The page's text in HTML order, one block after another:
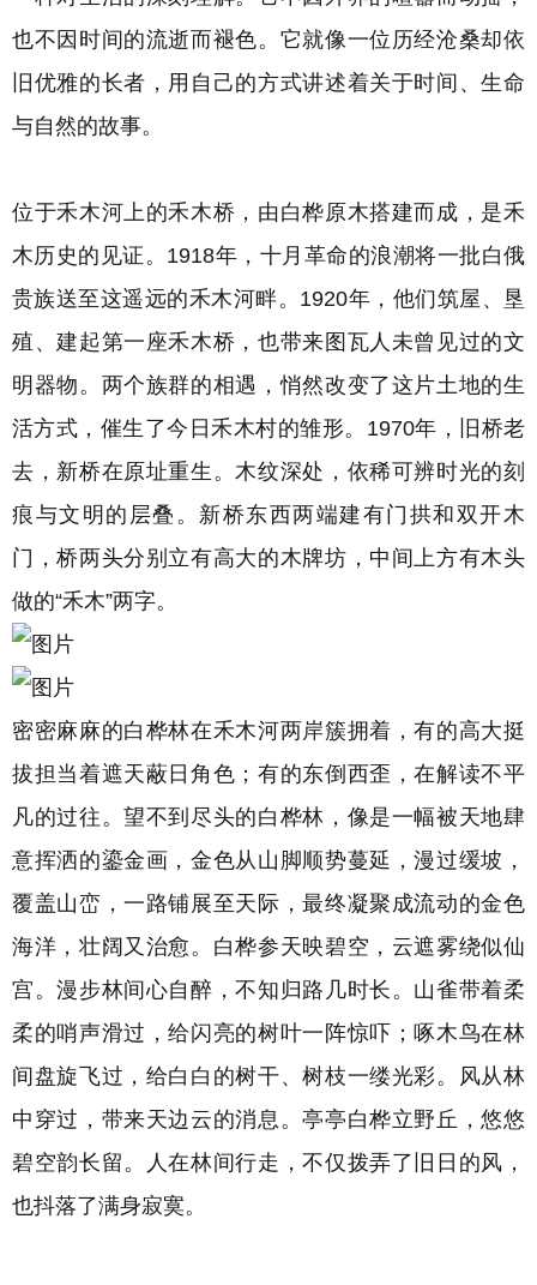
也不因时间的流逝而褪色。它就像一位历经沧桑却依
旧优雅的长者，用自己的方式讲述着关于时间、生命
与自然的故事。
位于禾木河上的禾木桥 ，由白桦原木搭建而成， 是禾
木历史的见证。 1918年，十月革命的浪潮将一批白俄
贵族送至这遥远的禾木河畔。 1920年，他们筑屋、垦
殖、建起第一座禾木桥，也带来图瓦人未曾见过的文
明器物。两个族群的相遇，悄然改变了这片土地的生
活方式，催生了今日禾木村的雏形。1970年，旧桥老
去，新桥在原址重生。木纹深处，依稀可辨时光的刻
痕与文明的层叠。 新桥东西两端建有门拱和双开木
门，桥两头分别立有高大的木牌坊，中间上方有木头
做的“禾木”两字。
密密麻麻的白桦林在禾木河两岸簇拥着，有的高大挺
拔担当着遮天蔽日角色；有的东倒西歪，在解读不平
凡的过往。望不到尽头的白桦林，像是一幅被天地肆
意挥洒的鎏金画，金色从山脚顺势蔓延，漫过缓坡，
覆盖山峦，一路铺展至天际，最终凝聚成流动的金色
海洋，壮阔又治愈。 白桦参天映碧空，云遮雾绕似仙
宫。漫步林间心自醉，不知归路几时长。山雀带着柔
柔的哨声滑过，给闪亮的树叶一阵惊吓；啄木鸟在林
间盘旋飞过，给白白的树干、树枝一缕光彩。风从林
中穿过，带来天边云的消息。亭亭白桦立野丘，悠悠
碧空韵长留。人在林间行走，不仅拨弄了旧日的风，
也抖落了满身寂寞。